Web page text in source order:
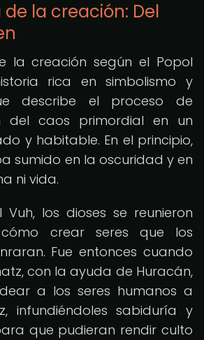
la creación: Del
la creación según el Popol
rica en simbolismo y
describe el proceso de
del caos primordial en un
y habitable. En el principio,
sumido en la oscuridad y en
ni vida.
Vuh, los dioses se reunieron
crear seres que los
Fue entonces cuando
con la ayuda de Huracán,
a los seres humanos a
infundiéndoles sabiduría y
que pudieran rendir culto